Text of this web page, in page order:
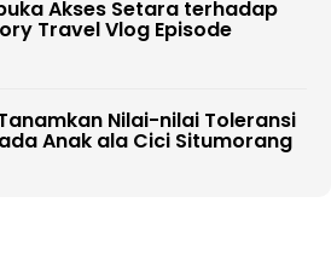
Akses Setara terhadap
Travel Vlog Episode
Nilai-nilai Toleransi
Anak ala Cici Situmorang